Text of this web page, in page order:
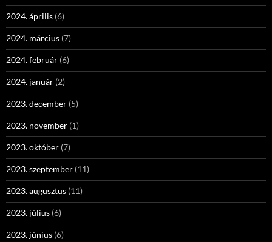
2024. április (6)
2024. március (7)
2024. február (6)
2024. január (2)
2023. december (5)
2023. november (1)
2023. október (7)
2023. szeptember (11)
2023. augusztus (11)
2023. július (6)
2023. június (6)